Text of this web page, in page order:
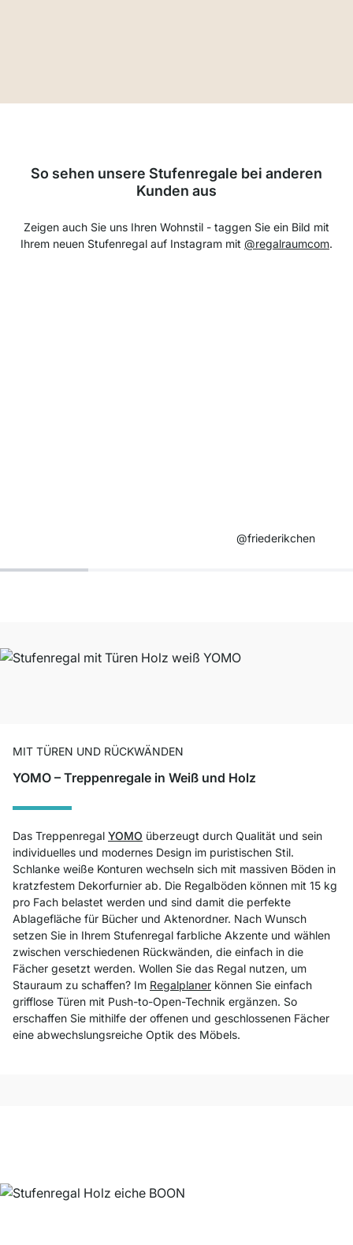
So sehen unsere Stufenregale bei anderen
Kunden aus
Zeigen auch Sie uns Ihren Wohnstil - taggen Sie ein Bild mit
Ihrem neuen Stufenregal auf Instagram mit @regalraumcom.
@friederikchen
MIT TÜREN UND RÜCKWÄNDEN
YOMO – Treppenregale in Weiß und Holz
Das Treppenregal YOMO überzeugt durch Qualität und sein
individuelles und modernes Design im puristischen Stil.
Schlanke weiße Konturen wechseln sich mit massiven Böden in
kratzfestem Dekorfurnier ab. Die Regalböden können mit 15 kg
pro Fach belastet werden und sind damit die perfekte
Ablagefläche für Bücher und Aktenordner. Nach Wunsch
setzen Sie in Ihrem Stufenregal farbliche Akzente und wählen
zwischen verschiedenen Rückwänden, die einfach in die
Fächer gesetzt werden. Wollen Sie das Regal nutzen, um
Stauraum zu schaffen? Im Regalplaner können Sie einfach
grifflose Türen mit Push-to-Open-Technik ergänzen. So
erschaffen Sie mithilfe der offenen und geschlossenen Fächer
eine abwechslungsreiche Optik des Möbels.